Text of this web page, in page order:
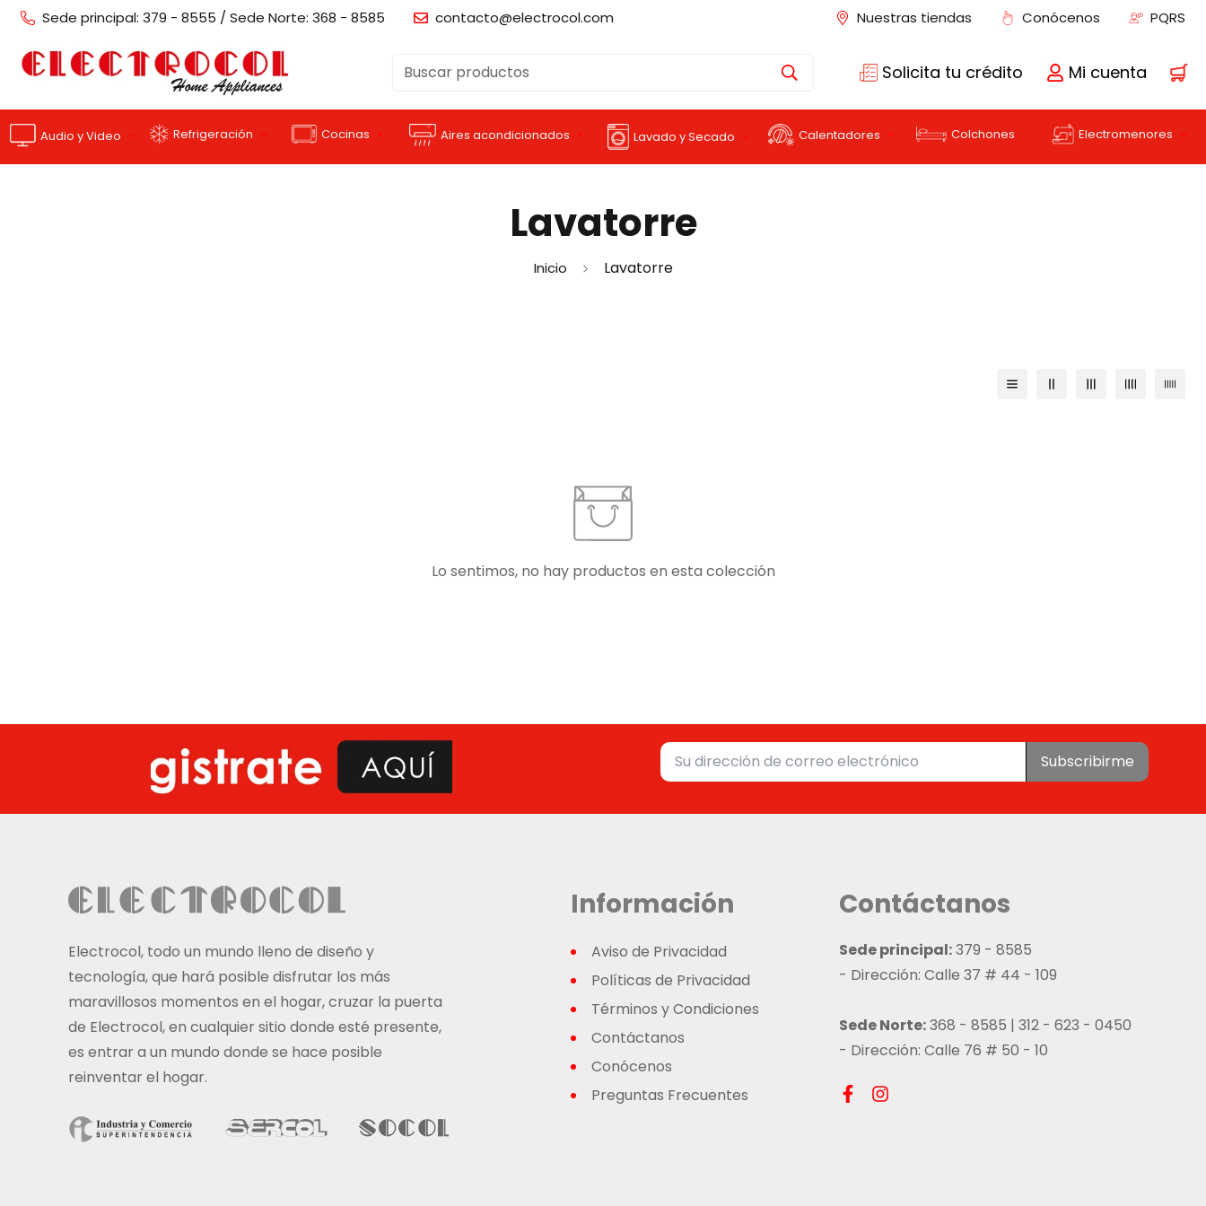
Sede principal: 379 - 8555 / Sede Norte: 368 - 8585 contacto@electrocol.com Nuestras tiendas Conócenos PQRS
Buscar productos Solicita tu crédito Mi cuenta
Audio y Video Refrigeración Cocinas Aires acondicionados Lavado y Secado Calentadores Colchones Electromenores
Lavatorre
Inicio Lavatorre
Lo sentimos, no hay productos en esta colección
Subscribirme
Electrocol, todo un mundo lleno de diseño y
tecnología, que hará posible disfrutar los más
maravillosos momentos en el hogar, cruzar la puerta
de Electrocol, en cualquier sitio donde esté presente,
es entrar a un mundo donde se hace posible
reinventar el hogar.
Información
Aviso de Privacidad
Políticas de Privacidad
Términos y Condiciones
Contáctanos
Conócenos
Preguntas Frecuentes
Contáctanos
Sede principal:379 - 8585
- Dirección: Calle 37 # 44 - 109
Sede Norte:368 - 8585 | 312 - 623 - 0450
- Dirección: Calle 76 # 50 - 10